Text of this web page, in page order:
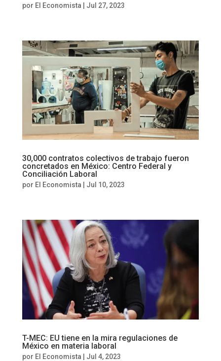
por El Economista | Jul 27, 2023
30,000 contratos colectivos de trabajo fueron
concretados en México: Centro Federal y
Conciliación Laboral
por El Economista Jul 10, 2023
T-MEC: EU tiene en la mira regulaciones de
México en materia laboral
por El Economista Jul 4, 2023